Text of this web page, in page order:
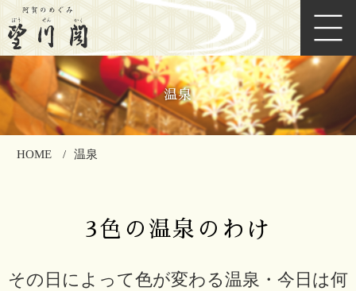
温泉
HOME 温泉
3色の温泉のわけ
その日によって色が変わる温泉・今日は何